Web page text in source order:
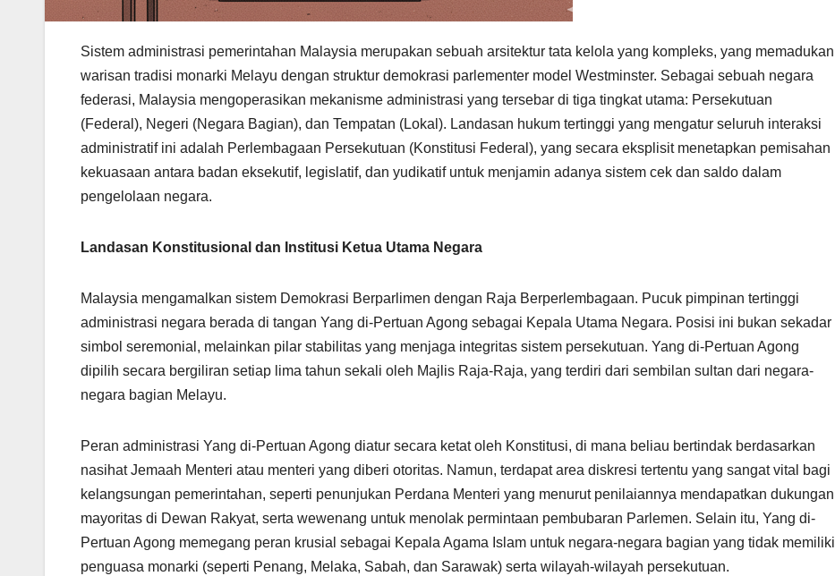
Sistem administrasi pemerintahan Malaysia merupakan sebuah arsitektur tata kelola yang kompleks, yang memadukan
warisan tradisi monarki Melayu dengan struktur demokrasi parlementer model Westminster. Sebagai sebuah negara
federasi, Malaysia mengoperasikan mekanisme administrasi yang tersebar di tiga tingkat utama: Persekutuan
(Federal), Negeri (Negara Bagian), dan Tempatan (Lokal). Landasan hukum tertinggi yang mengatur seluruh interaksi
administratif ini adalah Perlembagaan Persekutuan (Konstitusi Federal), yang secara eksplisit menetapkan pemisahan
kekuasaan antara badan eksekutif, legislatif, dan yudikatif untuk menjamin adanya sistem cek dan saldo dalam
pengelolaan negara.
Landasan Konstitusional dan Institusi Ketua Utama Negara
Malaysia mengamalkan sistem Demokrasi Berparlimen dengan Raja Berperlembagaan. Pucuk pimpinan tertinggi
administrasi negara berada di tangan Yang di-Pertuan Agong sebagai Kepala Utama Negara. Posisi ini bukan sekadar
simbol seremonial, melainkan pilar stabilitas yang menjaga integritas sistem persekutuan. Yang di-Pertuan Agong
dipilih secara bergiliran setiap lima tahun sekali oleh Majlis Raja-Raja, yang terdiri dari sembilan sultan dari negara-
negara bagian Melayu.
Peran administrasi Yang di-Pertuan Agong diatur secara ketat oleh Konstitusi, di mana beliau bertindak berdasarkan
nasihat Jemaah Menteri atau menteri yang diberi otoritas. Namun, terdapat area diskresi tertentu yang sangat vital bagi
kelangsungan pemerintahan, seperti penunjukan Perdana Menteri yang menurut penilaiannya mendapatkan dukungan
mayoritas di Dewan Rakyat, serta wewenang untuk menolak permintaan pembubaran Parlemen. Selain itu, Yang di-
Pertuan Agong memegang peran krusial sebagai Kepala Agama Islam untuk negara-negara bagian yang tidak memiliki
penguasa monarki (seperti Penang, Melaka, Sabah, dan Sarawak) serta wilayah-wilayah persekutuan.